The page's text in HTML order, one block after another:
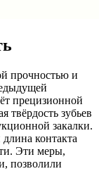
прочностью и
прецизионной
твёрдость зубьев
закалки.
контакта
Эти меры,
позволили